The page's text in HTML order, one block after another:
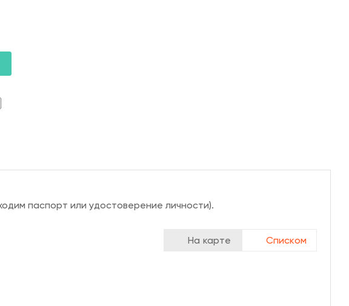
паспорт или удостоверение личности).
На карте Списком